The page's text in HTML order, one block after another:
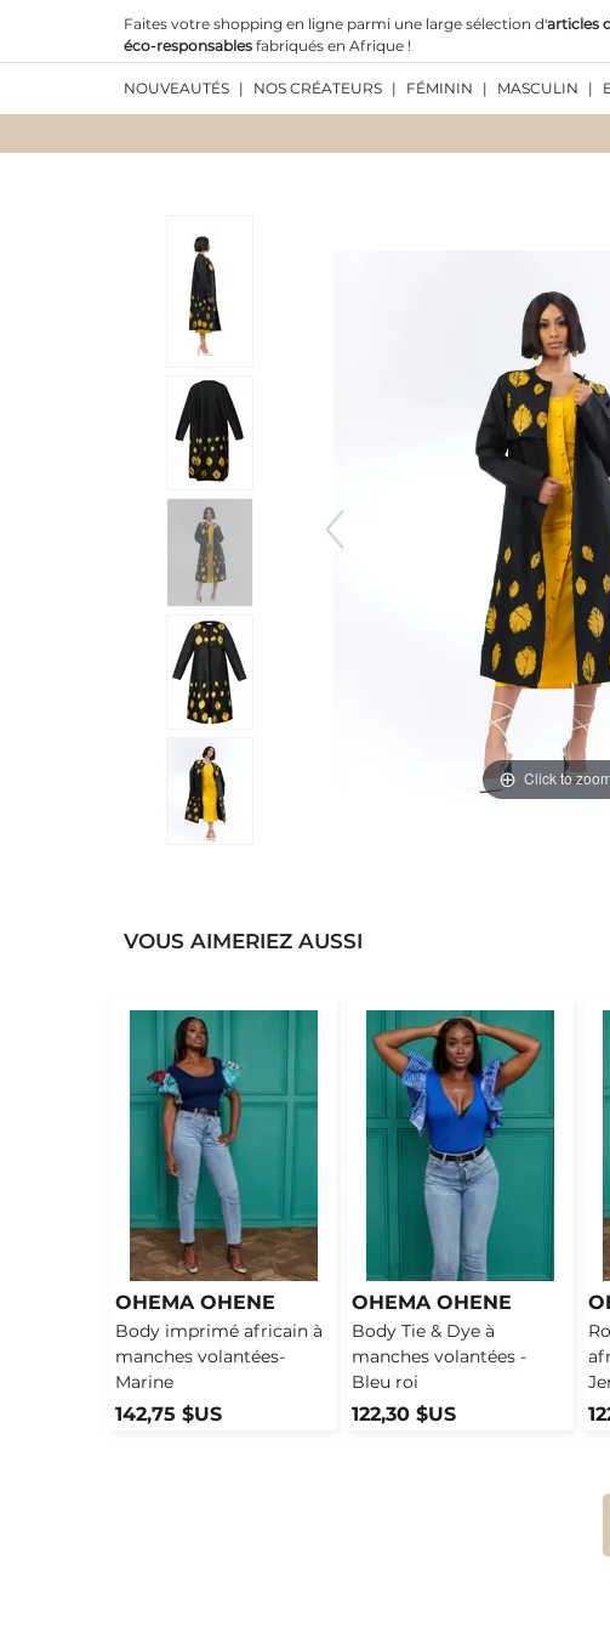
Faites votre shopping en ligne parmi une large sélection d'articles
éco-responsables fabriqués en Afrique !
NOUVEAUTÉS | NOS CRÉATEURS | FÉMININ | MASCULIN |
Click to zoom
VOUS AIMERIEZ AUSSI
OHEMA OHENE
Body imprimé africain à
manches volantées-
Marine
142,75 $US
OHEMA OHENE
Body Tie & Dye à
manches volantées -
Bleu roi
122,30 $US